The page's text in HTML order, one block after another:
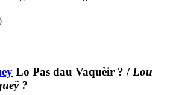
Lo Pas dau Vaquèir ? / Lou
?